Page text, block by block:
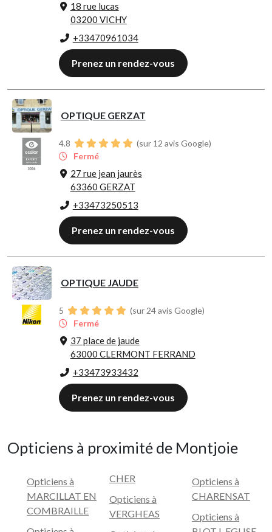
18 rue lucas
03200 VICHY
+33470961034
Prenez un rendez-vous
OPTIQUE GERZAT
4.8
(sur 12 avis Google)
Fermé
27 rue jean jaurès
63360 GERZAT
+33473250513
Prenez un rendez-vous
OPTIQUE JAUDE
5
(sur 24 avis Google)
Fermé
37 place de jaude
63000 CLERMONT FERRAND
+33473933432
Prenez un rendez-vous
Opticiens à proximité de Montjoie
Opticiens à
MARCILLAT EN
COMBRAILLE
CHER
Opticiens à
VERGHEAS
Opticiens à
CHARENSAT
Opticiens à